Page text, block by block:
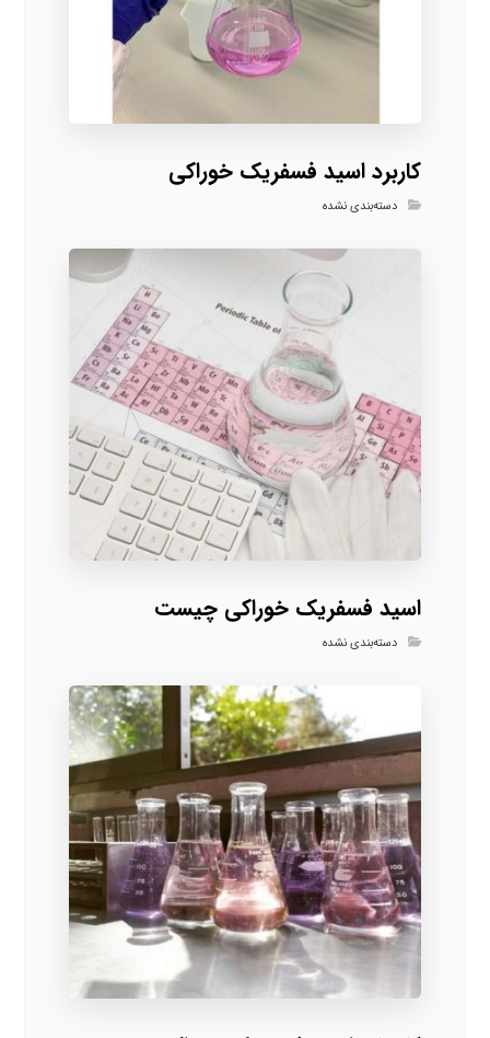
کاربرد اسید فسفریک خوراکی
دسته‌بندی نشده
اسید فسفریک خوراکی چیست
دسته‌بندی نشده